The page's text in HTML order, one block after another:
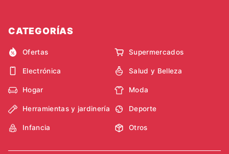
CATEGORÍAS
Ofertas Supermercados
Electrónica Salud y Belleza
Hogar Moda
Herramientas y jardinería Deporte
Infancia Otros